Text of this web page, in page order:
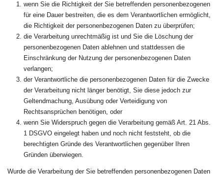
wenn Sie die Richtigkeit der Sie betreffenden personenbezogenen
für eine Dauer bestreiten, die es dem Verantwortlichen ermöglicht,
die Richtigkeit der personenbezogenen Daten zu überprüfen;
die Verarbeitung unrechtmäßig ist und Sie die Löschung der
personenbezogenen Daten ablehnen und stattdessen die
Einschränkung der Nutzung der personenbezogenen Daten
verlangen;
der Verantwortliche die personenbezogenen Daten für die Zwecke
der Verarbeitung nicht länger benötigt, Sie diese jedoch zur
Geltendmachung, Ausübung oder Verteidigung von
Rechtsansprüchen benötigen, oder
wenn Sie Widerspruch gegen die Verarbeitung gemäß Art. 21 Abs.
1 DSGVO eingelegt haben und noch nicht feststeht, ob die
berechtigten Gründe des Verantwortlichen gegenüber Ihren
Gründen überwiegen.
Wurde die Verarbeitung der Sie betreffenden personenbezogenen Daten